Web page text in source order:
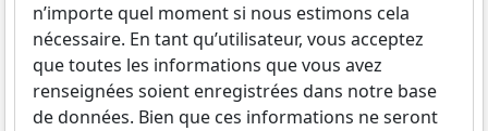
n’importe quel moment si nous estimons cela
nécessaire. En tant qu’utilisateur, vous acceptez
que toutes les informations que vous avez
renseignées soient enregistrées dans notre base
de données. Bien que ces informations ne seront